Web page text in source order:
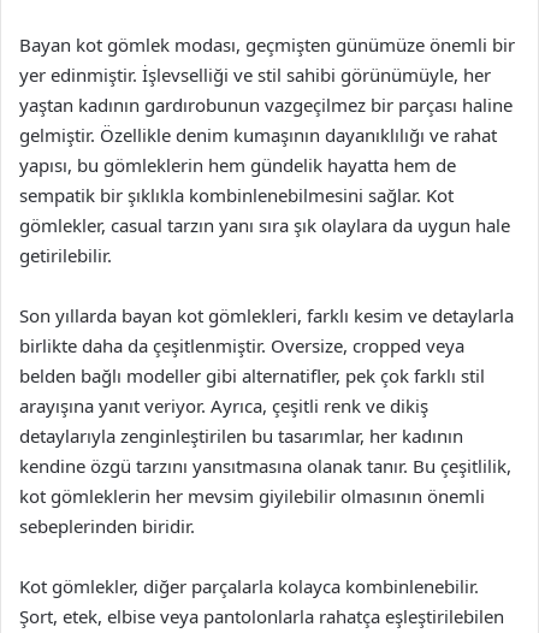
Bayan kot gömlek modası, geçmişten günümüze önemli bir
yer edinmiştir. İşlevselliği ve stil sahibi görünümüyle, her
yaştan kadının gardırobunun vazgeçilmez bir parçası haline
gelmiştir. Özellikle denim kumaşının dayanıklılığı ve rahat
yapısı, bu gömleklerin hem gündelik hayatta hem de
sempatik bir şıklıkla kombinlenebilmesini sağlar. Kot
gömlekler, casual tarzın yanı sıra şık olaylara da uygun hale
getirilebilir.
Son yıllarda bayan kot gömlekleri, farklı kesim ve detaylarla
birlikte daha da çeşitlenmiştir. Oversize, cropped veya
belden bağlı modeller gibi alternatifler, pek çok farklı stil
arayışına yanıt veriyor. Ayrıca, çeşitli renk ve dikiş
detaylarıyla zenginleştirilen bu tasarımlar, her kadının
kendine özgü tarzını yansıtmasına olanak tanır. Bu çeşitlilik,
kot gömleklerin her mevsim giyilebilir olmasının önemli
sebeplerinden biridir.
Kot gömlekler, diğer parçalarla kolayca kombinlenebilir.
Şort, etek, elbise veya pantolonlarla rahatça eşleştirilebilen